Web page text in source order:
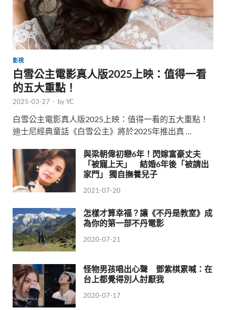
影視
白雪公主電影真人版2025上映：值得一看
的五大重點！
2025-03-27 - byYC
白雪公主電影真人版2025上映：值得一看的五大重點！
迪士尼經典童話《白雪公主》將於2025年推出真 …
與梁朝偉初戀6年！閃嫁富豪丈夫
「被寵上天」 結婚6年後「被請出
家門」 獨自撫養兒子
2021-07-20
怎樣才算幸福？讓《不丹是教室》成
為你的第一部不丹電影
2020-07-21
怪物男孩唱出心聲 鄧紫棋累喊：在
台上都覺得別人討厭我
2020-07-17